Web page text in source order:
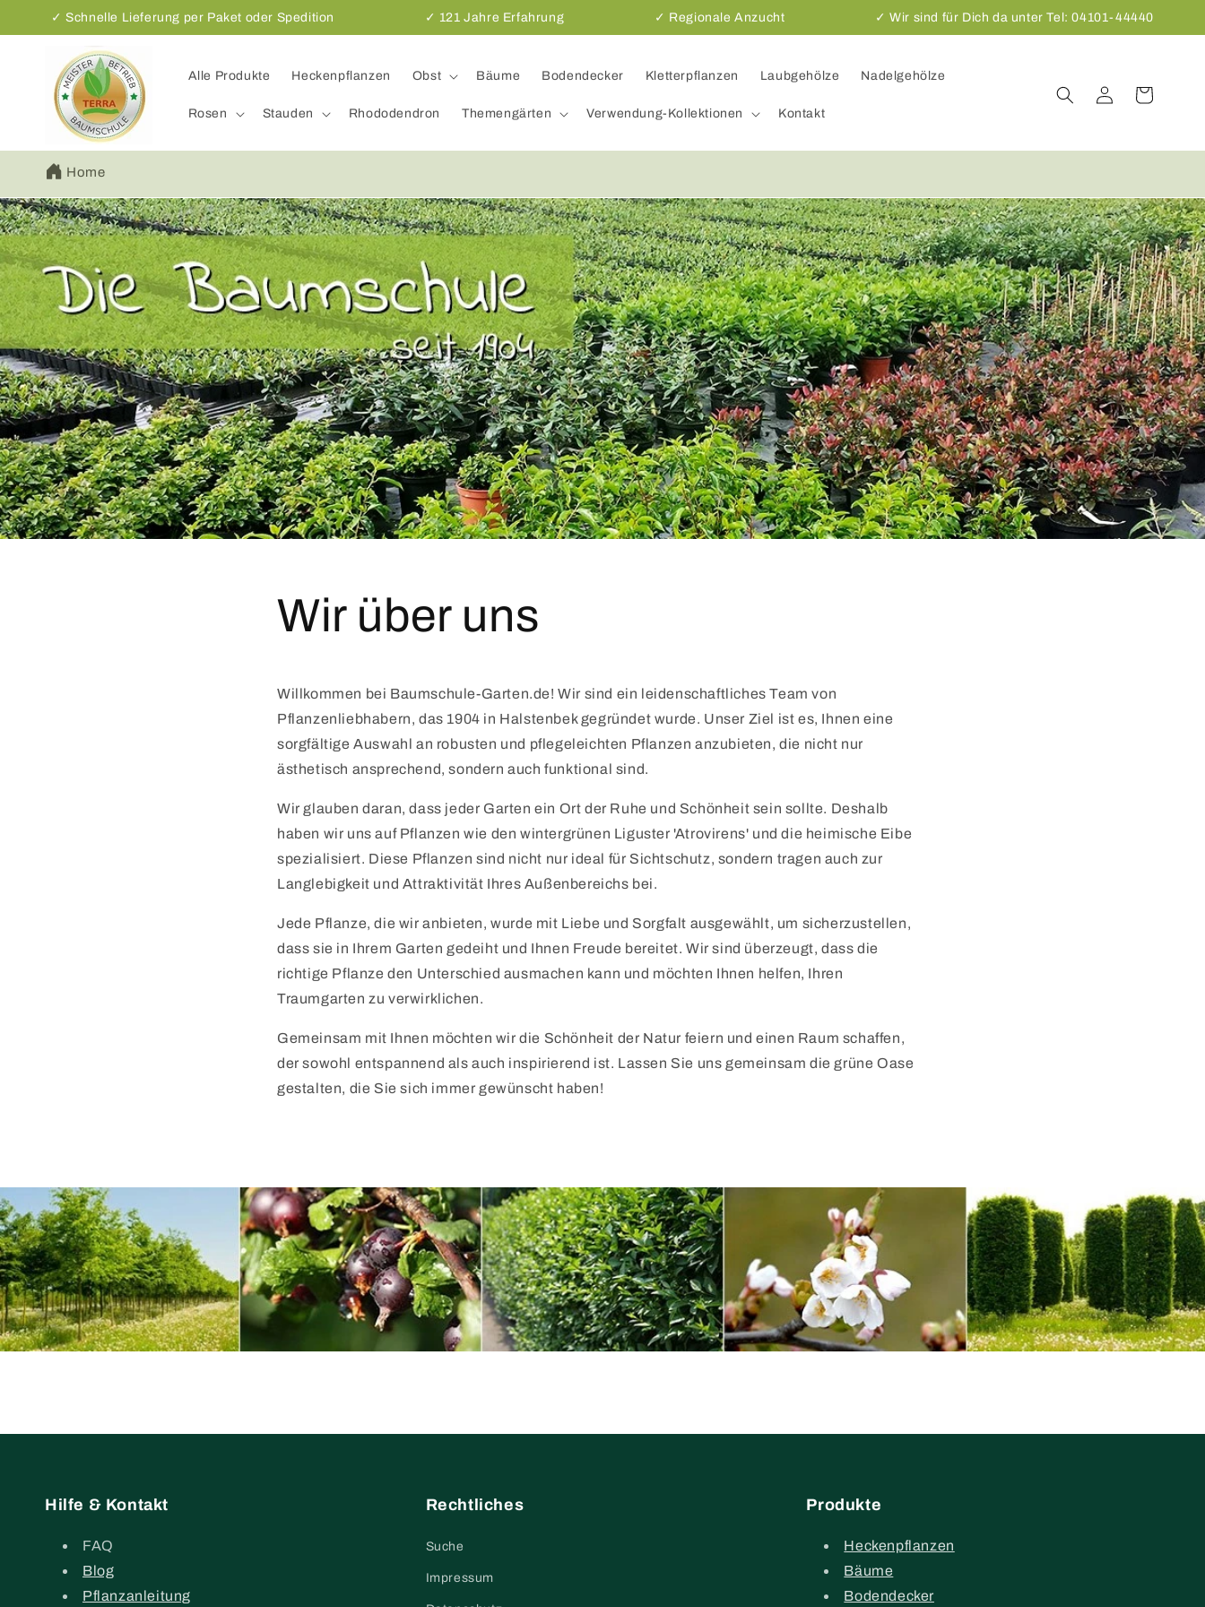
zum
Inhalt
✓ Schnelle Lieferung per Paket oder Spedition ✓ 121 Jahre Erfahrung ✓ Regionale Anzucht ✓ Wir sind für Dich da unter Tel: 04101-44440
Alle Produkte Heckenpflanzen Obst Bäume Bodendecker Kletterpflanzen Laubgehölze Nadelgehölze
Rosen Stauden Rhododendron Themengärten Verwendung-Kollektionen Kontakt
EinloggenWarenkorb
Home
Wir über uns
Willkommen bei Baumschule-Garten.de! Wir sind ein leidenschaftliches Team von
Pflanzenliebhabern, das 1904 in Halstenbek gegründet wurde. Unser Ziel ist es, Ihnen eine
sorgfältige Auswahl an robusten und pflegeleichten Pflanzen anzubieten, die nicht nur
ästhetisch ansprechend, sondern auch funktional sind.
Wir glauben daran, dass jeder Garten ein Ort der Ruhe und Schönheit sein sollte. Deshalb
haben wir uns auf Pflanzen wie den wintergrünen Liguster 'Atrovirens' und die heimische Eibe
spezialisiert. Diese Pflanzen sind nicht nur ideal für Sichtschutz, sondern tragen auch zur
Langlebigkeit und Attraktivität Ihres Außenbereichs bei.
Jede Pflanze, die wir anbieten, wurde mit Liebe und Sorgfalt ausgewählt, um sicherzustellen,
dass sie in Ihrem Garten gedeiht und Ihnen Freude bereitet. Wir sind überzeugt, dass die
richtige Pflanze den Unterschied ausmachen kann und möchten Ihnen helfen, Ihren
Traumgarten zu verwirklichen.
Gemeinsam mit Ihnen möchten wir die Schönheit der Natur feiern und einen Raum schaffen,
der sowohl entspannend als auch inspirierend ist. Lassen Sie uns gemeinsam die grüne Oase
gestalten, die Sie sich immer gewünscht haben!
Hilfe & Kontakt
FAQ
Blog
Pflanzanleitung
Rechtliches
Suche
Impressum
Produkte
Heckenpflanzen
Bäume
Bodendecker